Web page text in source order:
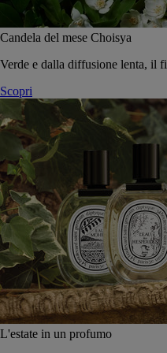
Candela del mese Choisya
Verde e dalla diffusione lenta, il
Scopri
L'estate in un profumo